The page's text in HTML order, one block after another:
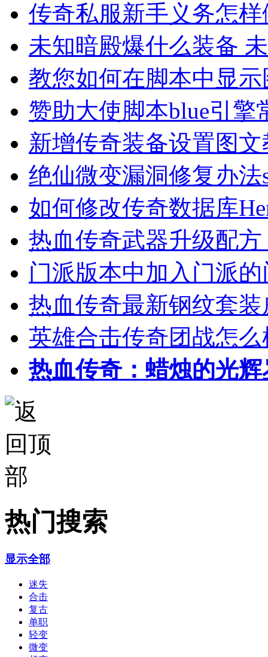
传奇私服新手义务怎
未知暗殿爆什么装备
教您如何在脚本中显
赞助大使脚本blue引擎
新增传奇装备设置图
绝仙微变漏洞修复办法
如何修改传奇数据库
热血传奇武器升级配
门派版本中加入门派
热血传奇最新钢纹套
英雄合击传奇团战怎
热血传奇：蜡烛的光
热门搜索
显示全部
迷失
合击
复古
单职
轻变
微变